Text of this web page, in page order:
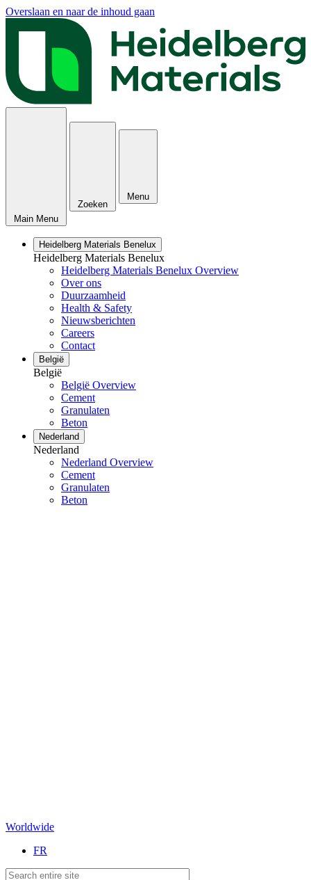
Overslaan en naar de inhoud gaan
Main Menu
Zoeken
Menu
Heidelberg Materials Benelux
Heidelberg Materials Benelux
Heidelberg Materials Benelux Overview
Over ons
Duurzaamheid
Health & Safety
Nieuwsberichten
Careers
Contact
België
België
België Overview
Cement
Granulaten
Beton
Nederland
Nederland
Nederland Overview
Cement
Granulaten
Beton
Worldwide
FR